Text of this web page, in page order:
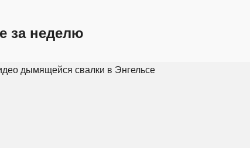
за неделю